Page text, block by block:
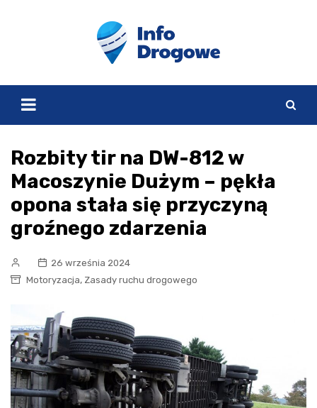
Rozbity tir na DW-812 w
Macoszynie Dużym – pękła
opona stała się przyczyną
groźnego zdarzenia
26 września 2024
Motoryzacja, Zasady ruchu drogowego